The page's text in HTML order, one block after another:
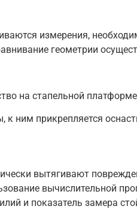
измерения,
геометрии
на стапельной
ним прикрепляется
вытягивают
вычислительной
и показатель замера